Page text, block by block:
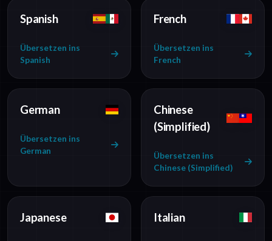
Spanish
Übersetzen ins
Spanish
French
Übersetzen ins
French
German
Übersetzen ins
German
Chinese
(Simplified)
Übersetzen ins
Chinese (Simplified)
Japanese Italian